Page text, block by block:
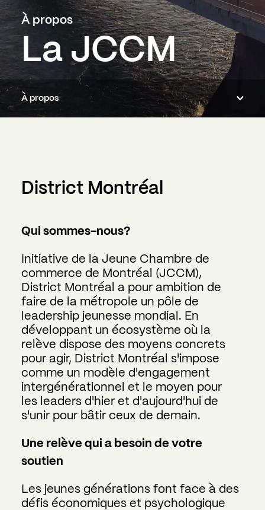
À propos
La JCCM
À propos
Financement
District Montréal
Qui sommes-nous?
Initiative de la Jeune Chambre de
commerce de Montréal (JCCM),
District Montréal a pour ambition de
faire de la métropole un pôle de
leadership jeunesse mondial. En
développant un écosystème où la
relève dispose des moyens concrets
pour agir, District Montréal s'impose
comme un modèle d'engagement
intergénérationnel et le moyen pour
les leaders d'hier et d'aujourd'hui de
s'unir pour bâtir ceux de demain.
Une relève qui a besoin de votre
soutien
Les jeunes générations font face à des
défis économiques et psychologique